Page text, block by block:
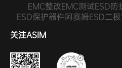
EMC整改EMC测试ESD防
ESD保护器件阿赛姆ESD二
关注ASIM